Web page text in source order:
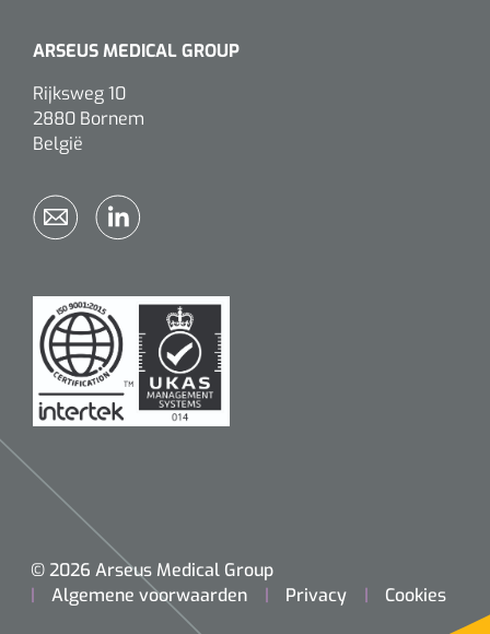
ARSEUS MEDICAL GROUP
Rijksweg 10
2880 Bornem
België
© 2026 Arseus Medical Group
Algemene voorwaarden
Privacy Cookies